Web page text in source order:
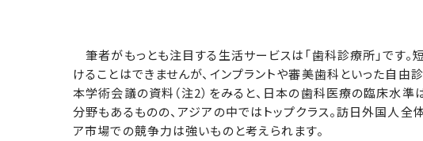
筆者がもっとも注目する生活サービスは「歯科診療所」です
けることはできませんが、インプラントや審美歯科といった自由
本学術会議の資料（注2）をみると、日本の歯科医療の臨床水準
分野もあるものの、アジアの中ではトップクラス。訪日外国人全
ア市場での競争力は強いものと考えられます。